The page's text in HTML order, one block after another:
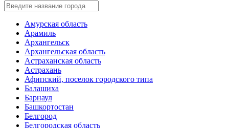
Амурская область
Арамиль
Архангельск
Архангельская область
Астраханская область
Астрахань
Афипский, поселок городского типа
Балашиха
Барнаул
Башкортостан
Белгород
Белгородская область